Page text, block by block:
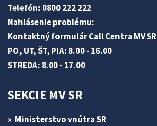
Telefón: 0800 222 222
Nahlásenie problému:
Kontaktný formulár Call Centra MV SR
PO, UT, ŠT, PIA: 8.00 - 16.00
STREDA: 8.00 - 17.00
SEKCIE MV SR
Ministerstvo vnútra SR